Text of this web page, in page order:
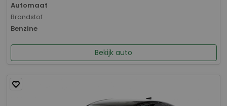
Automaat
Brandstof
Benzine
Bekijk auto